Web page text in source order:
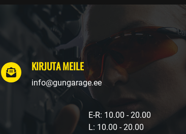
KIRJUTA MEILE
info@gungarage.ee
E-R: 10.00 - 20.00
L: 10.00 - 20.00